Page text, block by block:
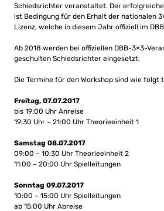
Schiedsrichter veranstaltet. Der erfolgreiche
ist Bedingung für den Erhalt der nationalen
Lizenz, welche in diesem Jahr offiziell im
Ab 2018 werden bei offiziellen DBB-3×3-
geschulten Schiedsrichter eingesetzt.
Die Termine für den Workshop sind wie folgt
Freitag, 07.07.2017
bis 19:00 Uhr Anreise
19:30 Uhr – 21:00 Uhr Theorieeinheit 1
Samstag 08.07.2017
09:00 – 10:30 Uhr Theorieeinheit 2
11:00 – 20:00 Uhr Spielleitungen
Sonntag 09.07.2017
10:00 – 15:00 Uhr Spielleitungen
ab 15:00 Uhr Abreise